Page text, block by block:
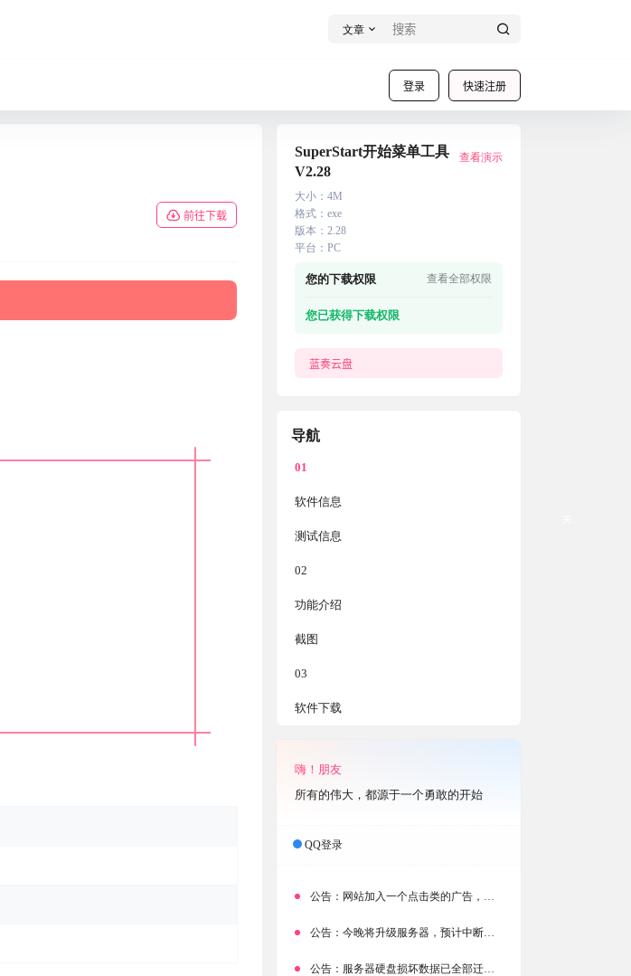
文章
登录 快速注册
前往下载
SuperStart开始菜单工具
V2.28
查看演示
大小 ： 4M
格式 ： exe
版本 ： 2.28
平台 ： PC
您的下载权限 查看全部权限
您已获得下载权限
蓝奏云盘
导航
01
软件信息
测试信息
02
功能介绍
截图
03
软件下载
嗨！朋友
所有的伟大，都源于一个勇敢的开始
QQ登录
公告： 网站加入一个点击类的广告，大家点击下载按钮需要注意
公告： 今晚将升级服务器，预计中断时常为1分钟
公告： 服务器硬盘损坏数据已全部迁移备份，网站恢复完成！